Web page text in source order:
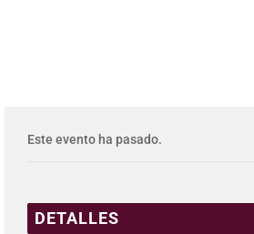
Este evento ha pasado.
DETALLES